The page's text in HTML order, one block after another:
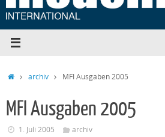
Startarchiv MFI Ausgaben 2005
MFI Ausgaben 2005
1. Juli 2005 archiv